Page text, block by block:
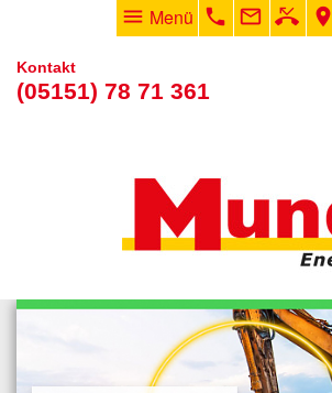
menu Menü phone mail_outline phone_missed room
Kontakt
(05151) 78 71 361